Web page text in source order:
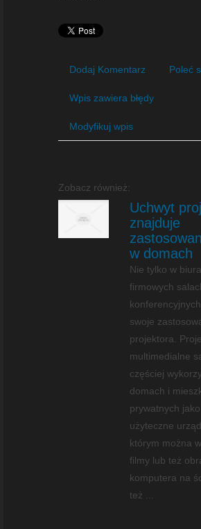
Dodaj Komentarz Poleć
Wpis zawiera błędy
Modyfikuj wpis
Zobacz również:
Uchwyt
znajduje
w domach
Nie tylko w
firmowych
swoje
projektora.
multimedialne
częściej
domach i
prywatnych
użyteczne
którym można
filmy lub też
komputera na
też ...